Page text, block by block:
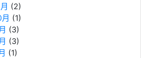
(2)
(1)
(3)
(3)
(1)